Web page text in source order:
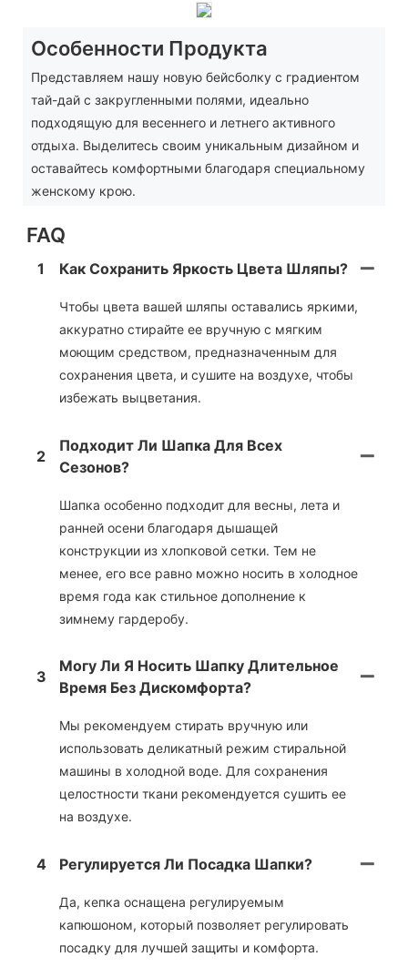
Особенности Продукта
Представляем нашу новую бейсболку с градиентом
тай-дай с закругленными полями, идеально
подходящую для весеннего и летнего активного
отдыха. Выделитесь своим уникальным дизайном и
оставайтесь комфортными благодаря специальному
женскому крою.
FAQ
1 Как Сохранить Яркость Цвета Шляпы?
Чтобы цвета вашей шляпы оставались яркими,
аккуратно стирайте ее вручную с мягким
моющим средством, предназначенным для
сохранения цвета, и сушите на воздухе, чтобы
избежать выцветания.
2
Подходит Ли Шапка Для Всех
Сезонов?
Шапка особенно подходит для весны, лета и
ранней осени благодаря дышащей
конструкции из хлопковой сетки. Тем не
менее, его все равно можно носить в холодное
время года как стильное дополнение к
зимнему гардеробу.
3
Могу Ли Я Носить Шапку Длительное
Время Без Дискомфорта?
Мы рекомендуем стирать вручную или
использовать деликатный режим стиральной
машины в холодной воде. Для сохранения
целостности ткани рекомендуется сушить ее
на воздухе.
4 Регулируется Ли Посадка Шапки?
Да, кепка оснащена регулируемым
капюшоном, который позволяет регулировать
посадку для лучшей защиты и комфорта.